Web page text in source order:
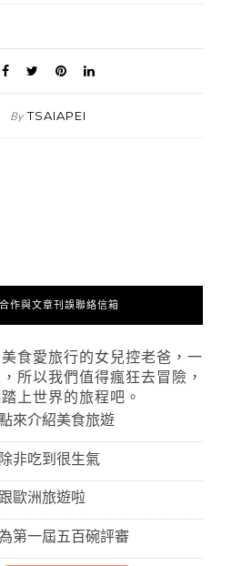
By TSAIAPEI
作與文章刊誤聯絡信箱
食愛旅行的女兒控老爸，一
所以我們值得瘋狂去冒險，
上世界的旅程吧。
來介紹美食旅遊
非吃到很生氣
歐洲旅遊啦
第一屆五百碗評審